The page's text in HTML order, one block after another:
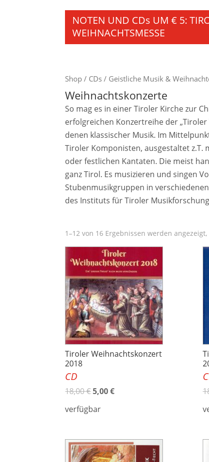
NOTEN UND CDs UM € 5:
WEIHNACHTSMESSE
Shop / CDs / Geistliche Musik &
Weihnachtskonzerte
So mag es in einer Tiroler Kirche zur
erfolgreichen Konzertreihe der
denen klassischer Musik. Im
Tiroler Komponisten, ausgestaltet z.T.
oder festlichen Kantaten. Die meist
ganz Tirol. Es musizieren und singen
Stubenmusikgruppen in
des Instituts für Tiroler
1–12 von 16 Ergebnissen werden angezeigt
Tiroler Weihnachtskonzert
2018
CD
18,00€5,00€
verfügbar